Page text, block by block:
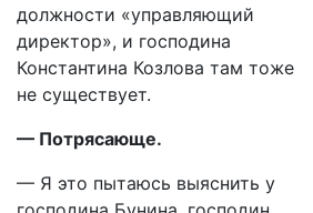
должности «управляющий
директор», и господина
Константина Козлова там тоже
не существует.
— Потрясающе.
— Я это пытаюсь выяснить у